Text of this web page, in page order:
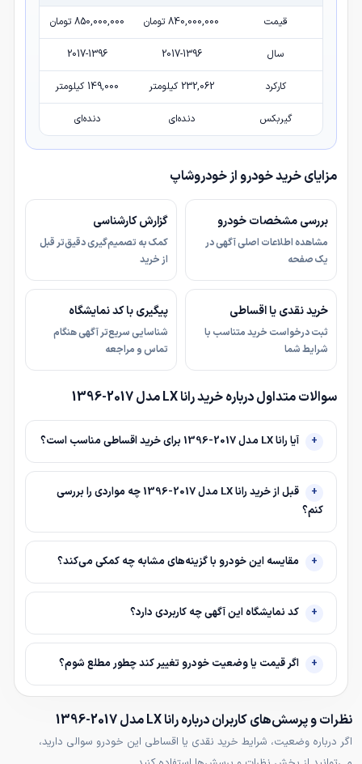
قیمت 840,000,000 تومان 850,000,000 تومان
سال 2017-1396
2017-1396
کارکرد 232,062 کیلومتر 149,000 کیلومتر
گیربکس دنده‌ای دنده‌ای
مزایای خرید خودرو از خودروشاپ
بررسی مشخصات خودرو
مشاهده اطلاعات اصلی آگهی در
یک صفحه
گزارش کارشناسی
کمک به تصمیم‌گیری دقیق‌تر قبل
از خرید
خرید نقدی یا اقساطی
ثبت درخواست خرید متناسب با
شرایط شما
پیگیری با کد نمایشگاه
شناسایی سریع‌تر آگهی هنگام
تماس و مراجعه
سوالات متداول درباره خرید رانا LX مدل 2017-1396
آیا رانا LX مدل 2017-1396 برای خرید اقساطی مناسب است؟
قبل از خرید رانا LX مدل 2017-1396 چه مواردی را بررسی
کنم؟
مقایسه این خودرو با گزینه‌های مشابه چه کمکی می‌کند؟
کد نمایشگاه این آگهی چه کاربردی دارد؟
اگر قیمت یا وضعیت خودرو تغییر کند چطور مطلع شوم؟
نظرات و پرسش‌های کاربران درباره رانا LX مدل 2017-1396
اگر درباره وضعیت، شرایط خرید نقدی یا اقساطی این خودرو سوالی دارید،